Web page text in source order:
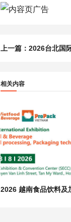
上一篇： 2026台北国际
相关内容